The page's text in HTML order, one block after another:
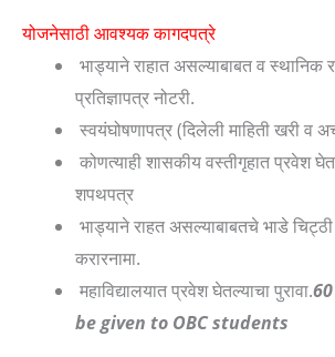
योजनेसाठी आवश्यक कागदपत्रे
भाड्याने राहात असल्याबाबत व स्थानिक
प्रतिज्ञापत्र नोटरी.
स्वयंघोषणापत्र (दिलेली माहिती खरी व
कोणत्याही शासकीय वस्तीगृहात प्रवेश
शपथपत्र
भाड्याने राहत असल्याबाबतचे भाडे
करारनामा.
महाविद्यालयात प्रवेश घेतल्याचा पुरावा.
be given to OBC students